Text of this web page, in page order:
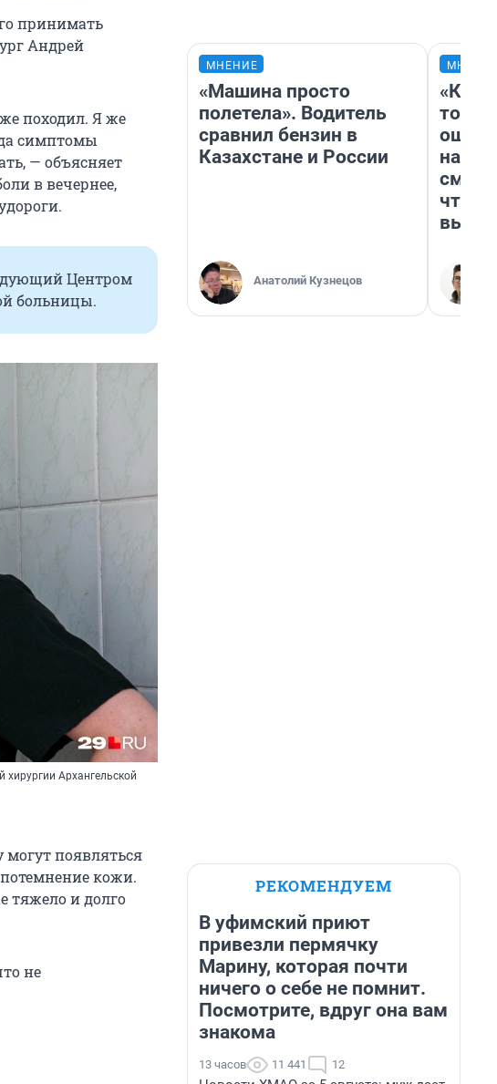
принимать
Андрей
походил. Я же
симптомы
— объясняет
в вечернее,
Центром
больницы.
Архангельской
могут появляться
кожи.
тяжело и долго
не
МНЕНИЕ
«Машина просто
полетела». Водитель
сравнил бензин в
Казахстане и России
Анатолий Кузнецов
то
РЕКОМЕНДУЕМ
В уфимский приют
привезли пермячку
Марину, которая почти
ничего о себе не помнит.
Посмотрите, вдруг она вам
знакома
13 часов 11 441 12